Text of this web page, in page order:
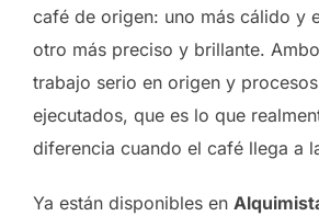
café de origen: uno más cálido y
otro más preciso y brillante.
trabajo serio en origen y
ejecutados, que es lo que
diferencia cuando el café llega a
Ya están disponibles en